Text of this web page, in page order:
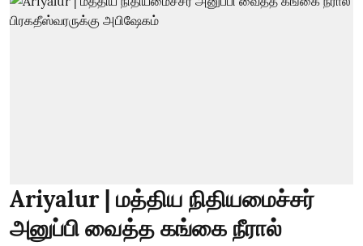
Ariyalur | மத்திய நிதியமைச்சர்
அனுப்பி வைத்த கங்கை நீரால்